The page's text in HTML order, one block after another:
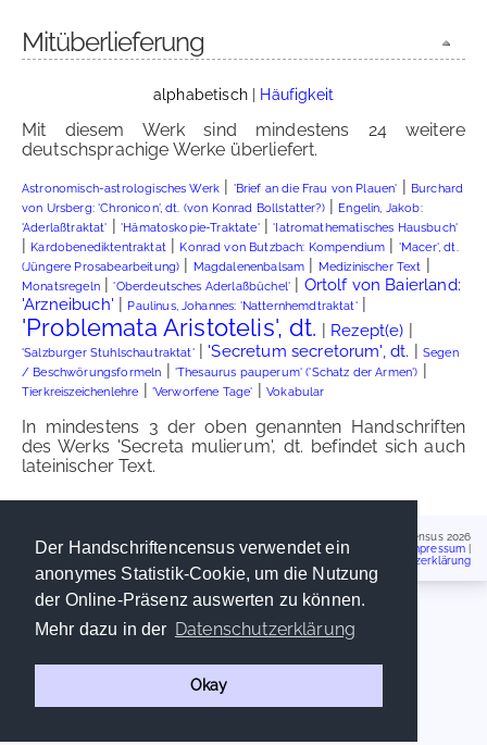
Der Handschriftencensus verwendet ein
anonymes Statistik-Cookie, um die Nutzung
der Online-Präsenz auswerten zu können.
Mehr dazu in der Datenschutzerklärung
Okay
Mitüberlieferung
alphabetisch| Häufigkeit
Mit diesem Werk sind mindestens 24 weitere
deutschsprachige Werke überliefert.
Astronomisch-astrologisches Werk | 'Brief an die Frau von Plauen' | Burchard
von Ursberg: 'Chronicon', dt. (von Konrad Bollstatter?)| Engelin, Jakob:
'Aderlaßtraktat' |'Hämatoskopie-Traktate'|'Iatromathematisches Hausbuch'
| Kardobenediktentraktat| Konrad von Butzbach: Kompendium | 'Macer', dt.
(Jüngere Prosabearbeitung) | Magdalenenbalsam | Medizinischer Text |
Monatsregeln|'Oberdeutsches Aderlaßbüchel' | Ortolf von Baierland:
'Arzneibuch' | Paulinus, Johannes: 'Natternhemdtraktat'|
'Problemata Aristotelis', dt. | Rezept(e) |
'Salzburger Stuhlschautraktat'| 'Secretum secretorum', dt. | Segen
/ Beschwörungsformeln | 'Thesaurus pauperum' ('Schatz der Armen') |
Tierkreiszeichenlehre | 'Verworfene Tage' |Vokabular
In mindestens 3 der oben genannten Handschriften
des Werks 'Secreta mulierum', dt. befindet sich auch
lateinischer Text.
Handschriftencensus 2026
Impressum
Datenschutzerklärung